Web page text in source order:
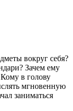
вокруг себя?
Зачем ему
в голову
мгновенную
заниматься